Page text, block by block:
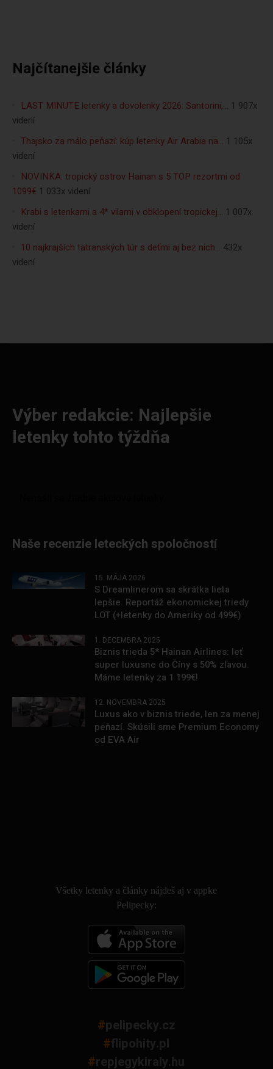
Najčítanejšie články
LAST MINUTE letenky a dovolenky 2026: Santorini,… 1 907x
videní
Thajsko za málo peňazí: kúp letenky Air Arabia na… 1 105x
videní
NOVINKA: tropický ostrov Hainan s 5 TOP rezortmi od
1099€ 1 033x videní
Krabi s letenkami a 4* vilami v obklopení tropickej… 1 007x
videní
10 najkrajších tatranských túr s deťmi aj bez nich… 432x
videní
Výber redakcie: Najlepšie
letenky tohto týždňa
Naše recenzie leteckých spoločností
15. MÁJA 2026
S Dreamlinerom sa skrátka lieta
lepšie. Reportáž ekonomickej triedy
LOT (+letenky do Ameriky od 499€)
1. DECEMBRA 2025
Biznis trieda 5* Hainan Airlines: leť
super luxusne do Číny s 50% zľavou.
Máme letenky za 1 199€!
12. NOVEMBRA 2025
Luxus ako v biznis triede, len za menej
peňazí. Skúsili sme Premium Economy
od EVA Air
Všetky letenky a články nájdeš aj v appke
Pelipecky:
#pelipecky.cz
#flipohity.pl
#repjegykiraly.hu